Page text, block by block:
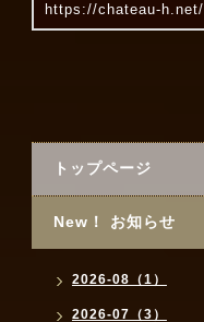
https://chateau-h.net/
トップページ
New！ お知らせ
2026-08（1）
2026-07（3）